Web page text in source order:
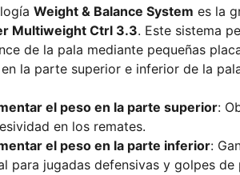
Weight & Balance System es la
Multiweight Ctrl 3.3. Este sistema
de la pala mediante pequeñas
la parte superior e inferior de la
el peso en la parte superior:
en los remates.
el peso en la parte inferior:
para jugadas defensivas y golpes de